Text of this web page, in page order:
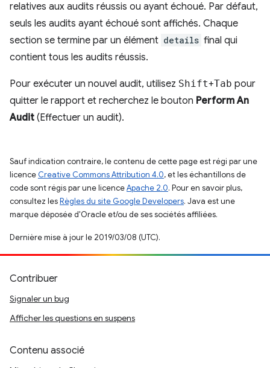
relatives aux audits réussis ou ayant échoué. Par défaut,
seuls les audits ayant échoué sont affichés. Chaque
section se termine par un élément details final qui
contient tous les audits réussis.
Pour exécuter un nouvel audit, utilisez Shift+Tab pour
quitter le rapport et recherchez le bouton Perform An
Audit (Effectuer un audit).
Sauf indication contraire, le contenu de cette page est régi par une
licence Creative Commons Attribution 4.0, et les échantillons de
code sont régis par une licenceApache 2.0. Pour en savoir plus,
consultez lesRègles du site Google Developers. Java est une
marque déposée d'Oracle et/ou de ses sociétés affiliées.
Dernière mise à jour le 2019/03/08 (UTC).
Contribuer
Signaler un bug
Afficher les questions en suspens
Contenu associé